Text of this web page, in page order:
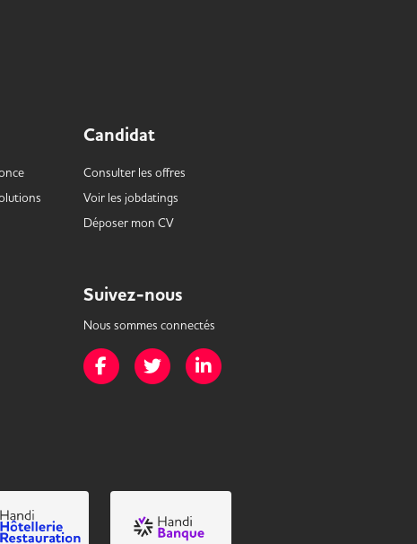
Candidat
Consulter les offres
Voir les jobdatings
Déposer mon CV
Suivez-nous
Nous sommes connectés
Page Facebook de Mission Handicap
Page Twitter de Mission Handicap